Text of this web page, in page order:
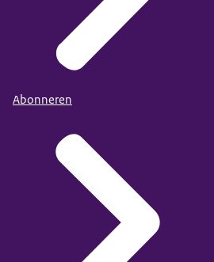
Abonneren